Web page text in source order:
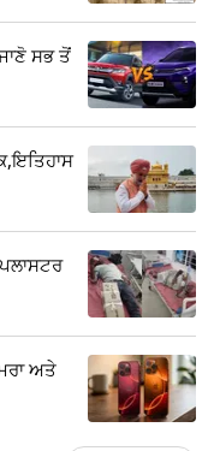
ਸਭ ਤੋਂ
ਅਤੇ